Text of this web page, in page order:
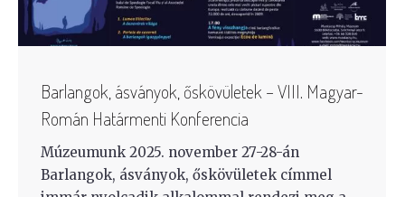
Barlangok, ásványok, őskövületek – VIII. Magyar-
Román Határmenti Konferencia
Múzeumunk 2025. november 27-28-án
Barlangok, ásványok, őskövületek címmel